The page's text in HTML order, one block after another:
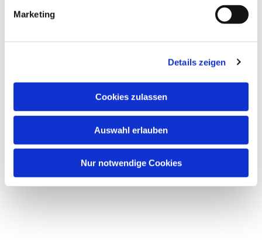
Marketing
Details zeigen
Cookies zulassen
Auswahl erlauben
Nur notwendige Cookies
Bauarbeitern den Sommer über schon ein bisschen
Abkühlung beschert hat.
Dies könnte Sie auch
interessieren